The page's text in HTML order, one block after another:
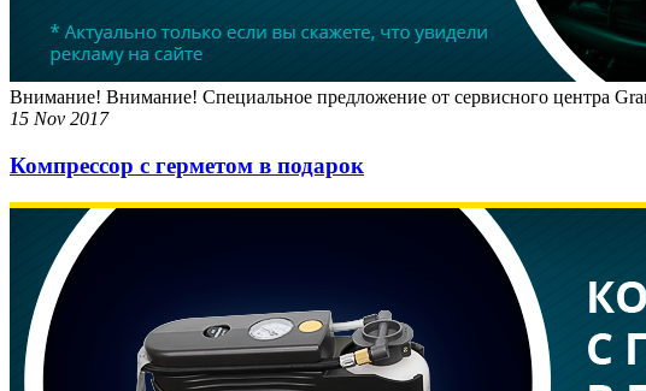
Внимание! Внимание! Специальное предложение от сервисного центра
15 Nov 2017
Компрессор с герметом в подарок